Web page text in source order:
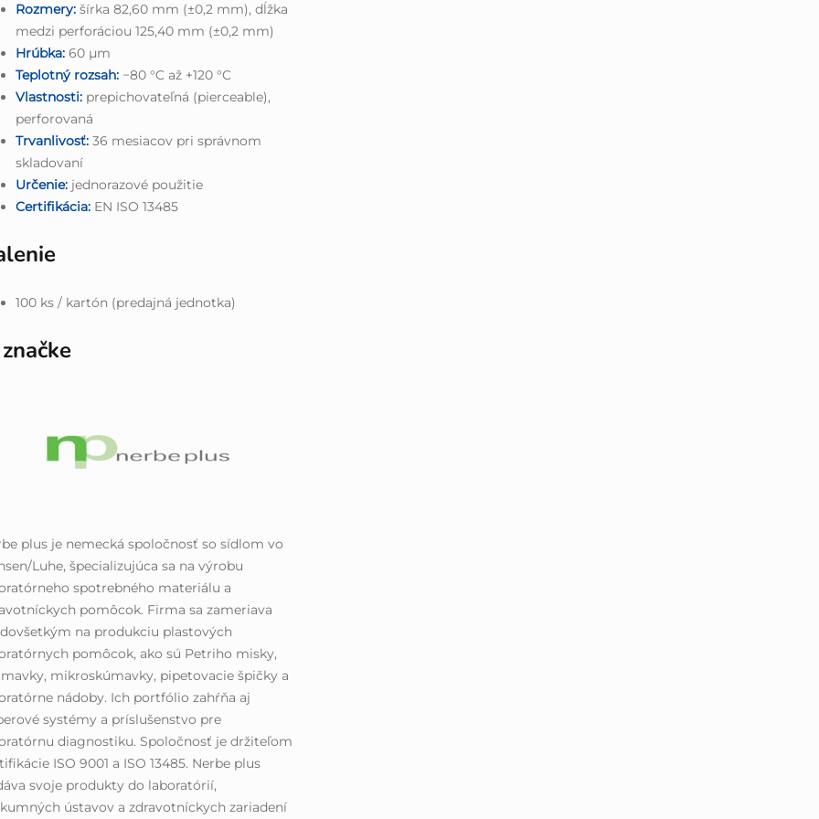
Rozmery: šírka 82,60 mm (±0,2 mm), dĺžka
medzi perforáciou 125,40 mm (±0,2 mm)
Hrúbka: 60 μm
Teplotný rozsah: −80 °C až +120 °C
Vlastnosti: prepichovateľná (pierceable),
perforovaná
Trvanlivosť: 36 mesiacov pri správnom
skladovaní
Určenie: jednorazové použitie
Certifikácia: EN ISO 13485
100 ks / kartón (predajná jednotka)
plus je nemecká spoločnosť so sídlom vo
Luhe, špecializujúca sa na výrobu
spotrebného materiálu a
pomôcok. Firma sa zameriava
na produkciu plastových
pomôcok, ako sú Petriho misky,
mikroskúmavky, pipetovacie špičky a
nádoby. Ich portfólio zahŕňa aj
systémy a príslušenstvo pre
diagnostiku. Spoločnosť je držiteľom
ISO 9001 a ISO 13485. Nerbe plus
svoje produkty do laboratórií,
ústavov a zdravotníckych zariadení